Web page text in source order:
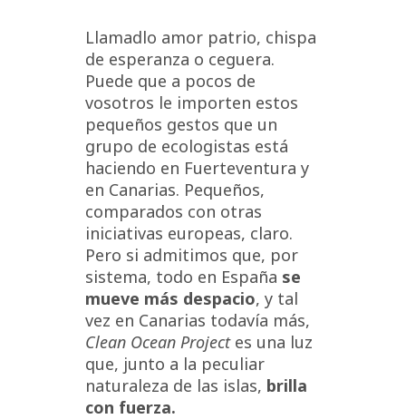
Llamadlo amor patrio, chispa
de esperanza o ceguera.
Puede que a pocos de
vosotros le importen estos
pequeños gestos que un
grupo de ecologistas está
haciendo en Fuerteventura y
en Canarias. Pequeños,
comparados con otras
iniciativas europeas, claro.
Pero si admitimos que, por
sistema, todo en España se
mueve más despacio, y tal
vez en Canarias todavía más,
Clean Ocean Projectes una luz
que, junto a la peculiar
naturaleza de las islas, brilla
con fuerza.